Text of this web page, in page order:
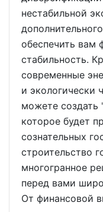
нестабильной
обеспечить вам
стабильность.
современные
и экологически
можете создать
которое будет
сознательных
строительство
многогранное
перед вами
От финансовой